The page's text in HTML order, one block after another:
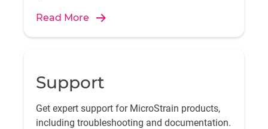
Read More
Support
Get expert support for MicroStrain products,
including troubleshooting and documentation.